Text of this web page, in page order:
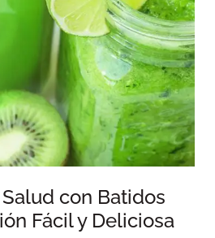
con Batidos
Fácil y Deliciosa